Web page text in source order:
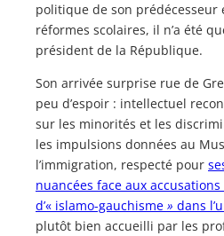
politique de son prédécesseur
réformes scolaires, il n’a été
président de la République.
Son arrivée surprise rue de
peu d’espoir : intellectuel
sur les minorités et les
les impulsions données au
l’immigration, respecté pour
nuancées face aux
d’« islamo-gauchisme » dans
plutôt bien accueilli par les